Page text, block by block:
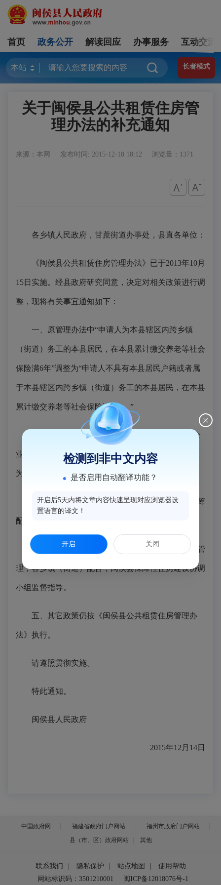
首页 政务公开 解读回应 办事服务 互动交流
长者模式
关于闽侯县公共租赁住房管
理办法的补充通知
来源：本网 发布时间: 2015-12-18 18:12 浏览量：1371
各乡镇人民政府，甘蔗街道办事处，县直各单位：
《闽侯县公共租赁住房管理办法》已于2013年10月
15日实施。经县政府研究同意，决定对相关政策进行调
整，现将有关事宜通知如下：
一、原管理办法中“申请人为本县辖区内跨乡镇
（街道）务工的本县居民，在本县累计缴交养老等社会
保险满6年”调整为“申请人不具有本县居民户籍或者属
于本县辖区内跨乡镇（街道）务工的本县居民，在本县
累计缴交养老等社会保险满3年。”
二、原管理办法中“在本县登记注册的高新技术企
业所引进且经人事部门认定的紧缺急需人才” 调整
为“在本县登记注册的企业所引进的人才。”
三、取消本县保障性住房属地管理原则，实行统筹
配租管理。
四、全县保障性住房委托县房地产开发公司统一管
理，各乡镇（街道）配合，闽侯县保障性住房建设协调
小组监督指导。
五、其它政策仍按《闽侯县公共租赁住房管理办
法》执行。
请遵照贯彻实施。
特此通知。
闽侯县人民政府
2015年12月14日
中国政府网 福建省政府门户网站
福州市政府门户网站
县（市、区）政府网站
其他
联系我们 隐私保护 站点地图
使用帮助
网站标识码：3501210001
闽ICP备12018076号-1
检测到非中文内容
是否启用自动翻译功能？
开启后5天内将文章内容快速呈现对应浏览器设
置语言的译文！
开启 关闭